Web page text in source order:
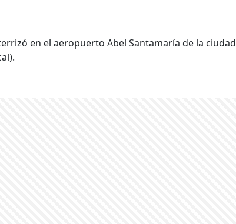
en el aeropuerto Abel Santamaría de la ciudad